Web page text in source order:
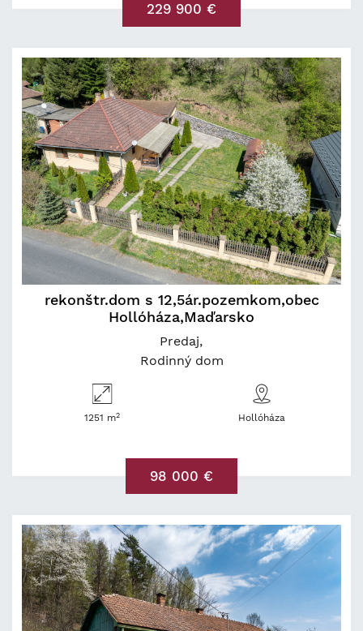
229 900 €
rekonštr.dom s 12,5ár.pozemkom,obec
Hollóháza,Maďarsko
Predaj
Rodinný dom
1251 m2 Hollóháza
98 000 €